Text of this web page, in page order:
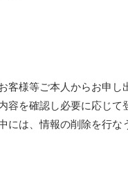
客様等ご本人からお申し
容を確認し必要に応じて
には、情報の削除を行な